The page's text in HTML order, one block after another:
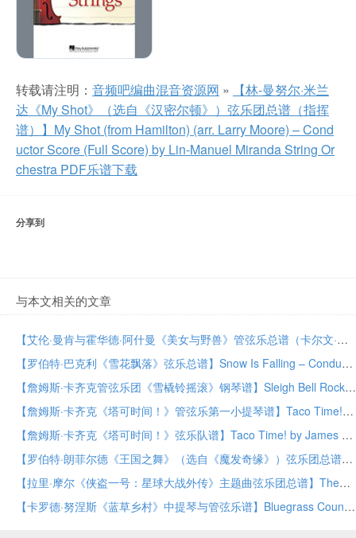
转载请注明： 音频吧编曲混音资源网 »
【林-曼努尔·米兰
达《My Shot》（选自《汉密尔顿》）弦乐团总谱（指挥
谱）】My Shot (from Hamilton) (arr. Larry Moore) – Cond
uctor Score (Full Score) by Lin-Manuel Miranda String Or
chestra PDF乐谱下载
分享到
与本文相关的文章
【艾伦·曼肯与霍华德·阿什曼《美女与野兽》管弦乐总谱（卡尔文·库斯特改编）】Beauty and the Beast (arr. Calvin Custer) – Full Score by Alan Menken & Howard Ashman Orchestra PDF乐谱下载
【罗伯特·巴克利《雪花飘落》弦乐总谱】Snow Is Falling – Conductor Score (Full Score) by Robert Buckley String Orchestra PDF乐谱下载
【詹姆斯·卡齐克管弦乐团《雪橇铃摇滚》钢琴谱】Sleigh Bell Rock – Piano by James Kazik Orchestra PDF乐谱下载
【詹姆斯·卡齐克《塔可时间！》管弦乐第一小提琴谱】Taco Time! – Violin 1 by James Kazik Orchestra PDF乐谱下载
【詹姆斯·卡齐克《塔可时间！》弦乐队谱】Taco Time! by James Kazik String Orchestra PDF乐谱下载
【罗伯特·朗菲尔德《王国之舞》（选自《魔发奇缘》）弦乐团总谱】Kingdom Dance (from Tangled) – Conductor Score (Full Score) by Robert Longfield String Orchestra PDF乐谱下载
【拉里·摩尔《侠盗一号：星球大战外传》主题曲弦乐团总谱】Themes from Rogue One: A Star Wars Story – Conductor Score (Full Score) by Larry Moore String Orchestra PDF乐谱下载
【卡罗德·努涅斯《蓝草乡村》中提琴与管弦乐谱】Bluegrass Country – Viola by Carold Nuñez Orchestra PDF乐谱下载